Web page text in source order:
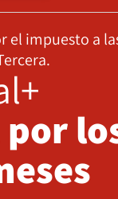
el impuesto a